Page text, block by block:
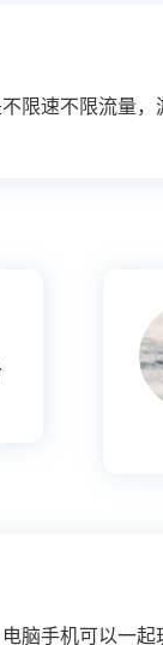
限速不限流量，
脑手机可以一起